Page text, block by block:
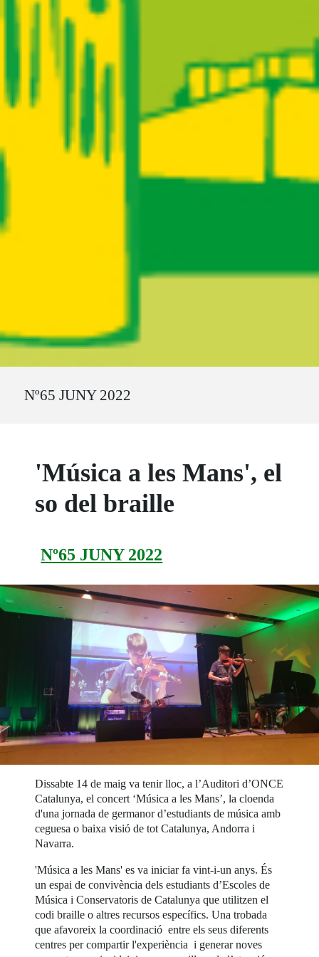
Nº65 JUNY 2022
'Música a les Mans', el
so del braille
Nº65 JUNY 2022
Dissabte 14 de maig va tenir lloc, a l’Auditori d’ONCE
Catalunya, el concert ‘Música a les Mans’, la cloenda
d'una jornada de germanor d’estudiants de música amb
ceguesa o baixa visió de tot Catalunya, Andorra i
Navarra.
'Música a les Mans' es va iniciar fa vint-i-un anys. És
un espai de convivència dels estudiants d’Escoles de
Música i Conservatoris de Catalunya que utilitzen el
codi braille o altres recursos específics. Una trobada
que afavoreix la coordinació entre els seus diferents
centres per compartir l'experiència i generar noves